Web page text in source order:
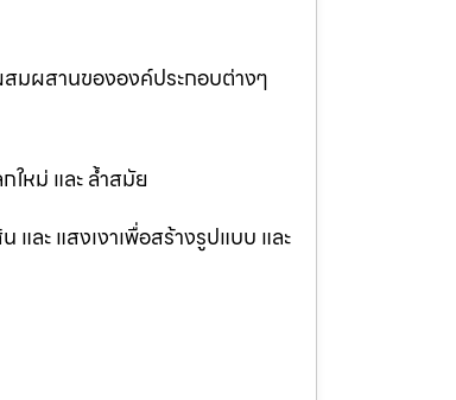
มผสานขององค์ประกอบต่างๆ
หม่ และ ล้ำสมัย
ละ แสงเงาเพื่อสร้างรูปแบบ และ